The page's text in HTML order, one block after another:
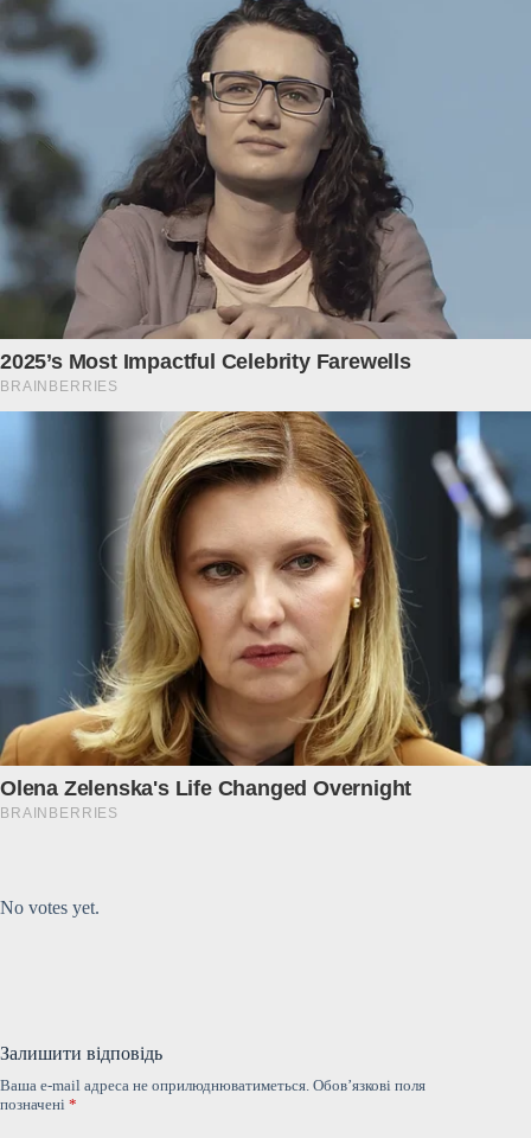
No votes yet.
Залишити відповідь
Ваша e-mail адреса не оприлюднюватиметься. Обов’язкові поля
позначені *